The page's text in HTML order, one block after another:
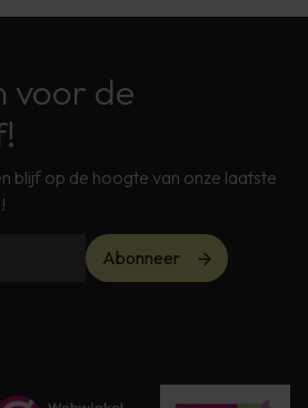
voor de
blijf op de hoogte van onze laatste
Abonneer